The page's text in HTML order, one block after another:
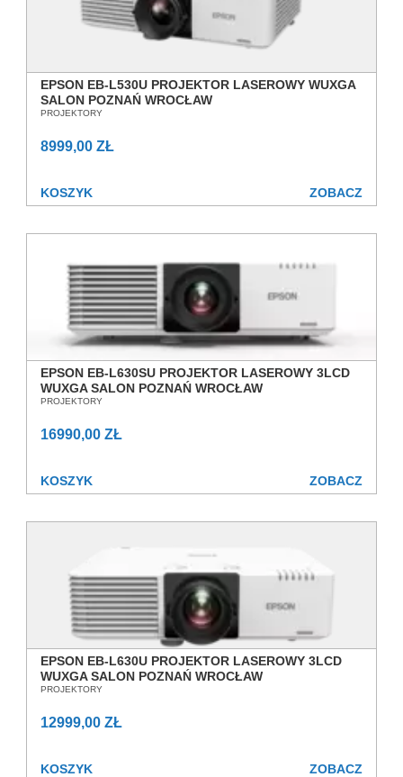
EPSON EB-L530U PROJEKTOR LASEROWY WUXGA
SALON POZNAŃ WROCŁAW
PROJEKTORY
8999,00 ZŁ
KOSZYK ZOBACZ
EPSON EB-L630SU PROJEKTOR LASEROWY 3LCD
WUXGA SALON POZNAŃ WROCŁAW
PROJEKTORY
16990,00 ZŁ
KOSZYK ZOBACZ
EPSON EB-L630U PROJEKTOR LASEROWY 3LCD
WUXGA SALON POZNAŃ WROCŁAW
PROJEKTORY
12999,00 ZŁ
KOSZYK ZOBACZ